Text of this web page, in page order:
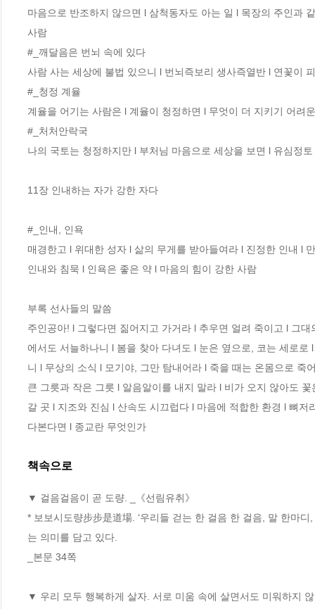
마음으로 반조하지 않으면 l 삼척동자도 아는 일 l 목장의 주인과
사람
#_깨달음은 번뇌 속에 있다
사람 사는 세상에 불법 있으니 l 번뇌즉보리 생사즉열반 l 연꽃이
#_청정 계율
계율을 어기는 사람은 l 계율이 청정하면 l 무엇이 더 지키기 어
#_처처안락국
나의 국토는 청정하지만 l 부처님 마음으로 세상을 보면 l 유심정토
11장 인내하는 자가 강한 자다
#_인내, 인욕
매경한고 l 위대한 성자 l 삶의 무게를 받아들여라 l 진정한 인내 l
인내와 침묵 l 인욕은 좋은 약 l 마음의 힘이 강한 사람
부록 선사들의 말씀
주인공아! l 그렇다면 짊어지고 가거라 l 추우면 얼려 죽이고 l 그
에서도 서늘하나니 l 봄을 찾아 다녀도 l 눈은 옆으로, 코는 세로
니 l 무상의 소식 l 모기야, 그만 탐내어라 l 죽을 때는 온몸으로
큰 그릇과 작은 그릇 l 알음알이를 내지 말라 l 비가 오지 않아도
갈 곳 l 지조와 진심 l 산속도 시끄럽다 l 마음에 적합한 환경 l 뼈
다본다면 l 종교란 무엇인가
책속으로
▼ 걸음걸음이 곧 도량. _《선림유취》
* 보보시도량步步是道場. ‘우리들 걷는 한 걸음 한 걸음, 말 한마
는 의미를 담고 있다.
_본문 34쪽
▼ 우리 모두 행복하게 살자. 서로 미움 속에 살면서도 미워하지